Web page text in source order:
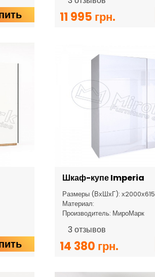
11 995 грн.
Шкаф-купе Imperia
Размеры (ВхШхГ): х2000х615
Материал:
Производитель: МироМарк
3 отзывов
14 380 грн.